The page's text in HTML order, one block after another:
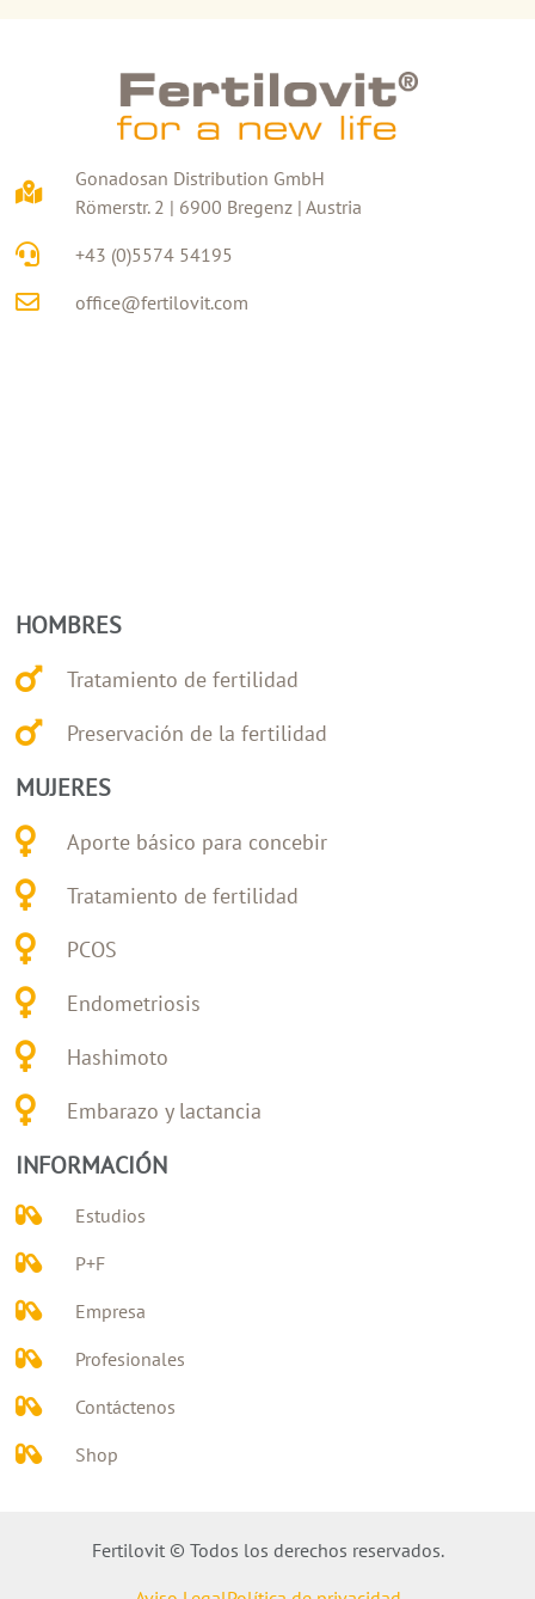
Gonadosan Distribution GmbH
Römerstr. 2 | 6900 Bregenz | Austria
+43 (0)5574 54195
office@fertilovit.com
HOMBRES
Tratamiento de fertilidad
Preservación de la fertilidad
MUJERES
Aporte básico para concebir
Tratamiento de fertilidad
PCOS
Endometriosis
Hashimoto
Embarazo y lactancia
INFORMACIÓN
Estudios
P+F
Empresa
Profesionales
Contáctenos
Shop
Fertilovit © Todos los derechos reservados.